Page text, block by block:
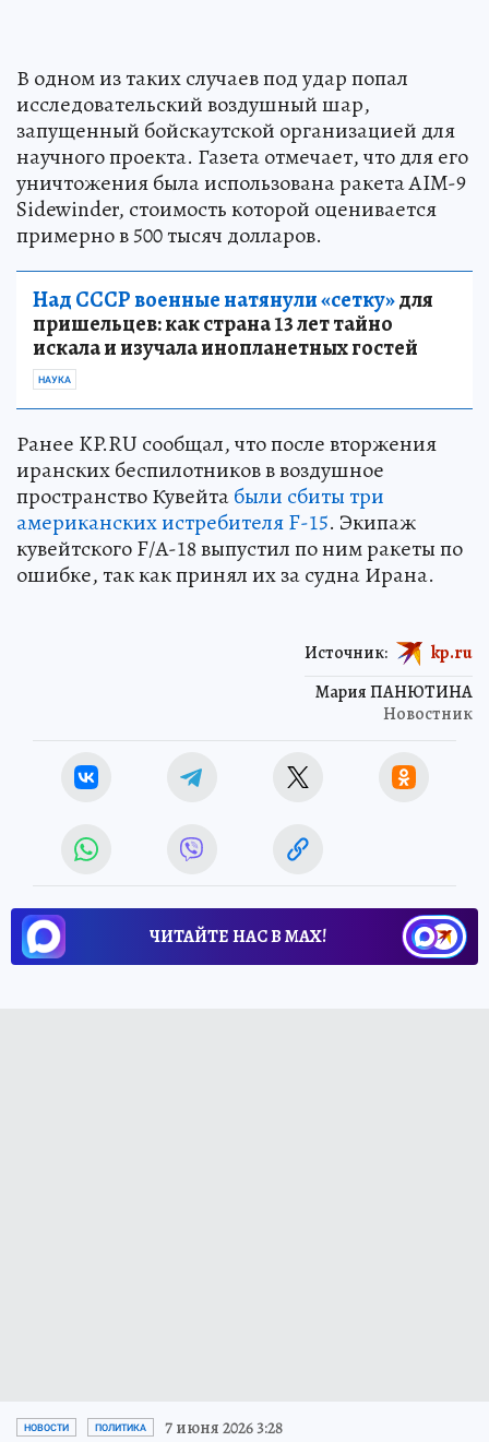
В одном из таких случаев под удар попал
исследовательский воздушный шар,
запущенный бойскаутской организацией для
научного проекта. Газета отмечает, что для его
уничтожения была использована ракета AIM-9
Sidewinder, стоимость которой оценивается
примерно в 500 тысяч долларов.
Над СССР военные натянули «сетку»для
пришельцев: как страна 13 лет тайно
искала и изучала инопланетных гостей
НАУКА
Ранее KP.RU сообщал, что после вторжения
иранских беспилотников в воздушное
пространство Кувейтабыли сбиты три
американских истребителя F-15. Экипаж
кувейтского F/A-18 выпустил по ним ракеты по
ошибке, так как принял их за судна Ирана.
Мария ПАНЮТИНА
Новостник
Источник: kp.ru
ЧИТАЙТЕ НАС В МАХ!
НОВОСТИ ПОЛИТИКА 7 июня 2026 3:28